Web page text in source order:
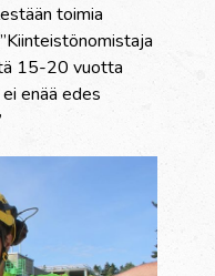
toimia
15-20 vuotta
enää edes